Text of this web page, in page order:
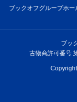
ブックオフグループホ
ブッ
古物商許可番号